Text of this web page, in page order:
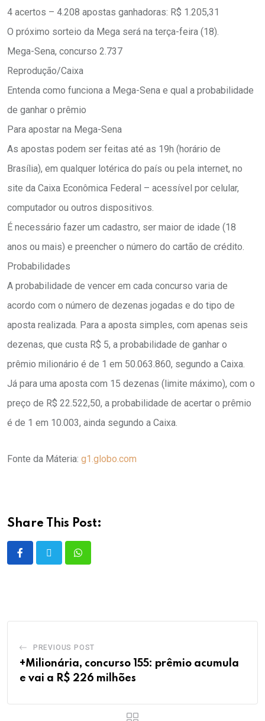
4 acertos – 4.208 apostas ganhadoras: R$ 1.205,31
O próximo sorteio da Mega será na terça-feira (18).
Mega-Sena, concurso 2.737
Reprodução/Caixa
Entenda como funciona a Mega-Sena e qual a probabilidade
de ganhar o prêmio
Para apostar na Mega-Sena
As apostas podem ser feitas até as 19h (horário de
Brasília), em qualquer lotérica do país ou pela internet, no
site da Caixa Econômica Federal – acessível por celular,
computador ou outros dispositivos.
É necessário fazer um cadastro, ser maior de idade (18
anos ou mais) e preencher o número do cartão de crédito.
Probabilidades
A probabilidade de vencer em cada concurso varia de
acordo com o número de dezenas jogadas e do tipo de
aposta realizada. Para a aposta simples, com apenas seis
dezenas, que custa R$ 5, a probabilidade de ganhar o
prêmio milionário é de 1 em 50.063.860, segundo a Caixa.
Já para uma aposta com 15 dezenas (limite máximo), com o
preço de R$ 22.522,50, a probabilidade de acertar o prêmio
é de 1 em 10.003, ainda segundo a Caixa.
Fonte da Máteria: g1.globo.com
Share This Post:
PREVIOUS POST
+Milionária, concurso 155: prêmio acumula
e vai a R$ 226 milhões